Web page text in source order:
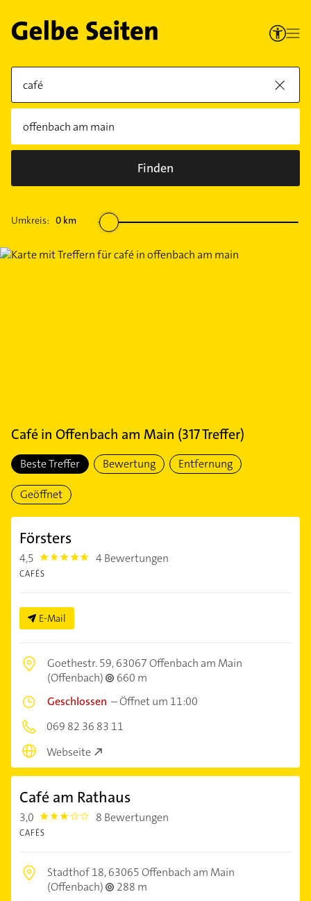
Finden
Umkreis: 0 km
Caféin Offenbach am Main (317Treffer)
Beste Treffer Bewertung Entfernung
Geöffnet
Försters
4,5 4.5 4 Bewertungen
CAFÉS
E-Mail
Goethestr. 59,63067 Offenbach am Main
(Offenbach)
660 m
Geschlossen –Öffnet um 11:00
069 82 36 83 11
Webseite
Café am Rathaus
3,0 3.0 8 Bewertungen
CAFÉS
Stadthof 18,63065 Offenbach am Main
(Offenbach)
288 m